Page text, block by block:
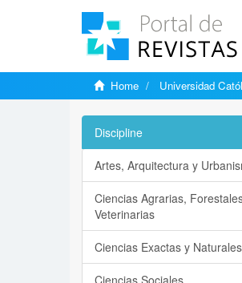
Home Universidad
Discipline
Artes, Arquitectura y
Ciencias Agrarias,
Veterinarias
Ciencias Exactas y Naturales
Ciencias Sociales